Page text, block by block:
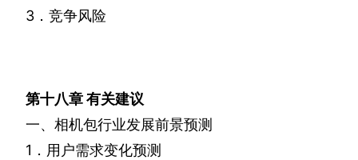
3 ．竞争风险
第十八章有关建议
一、相机包行业发展前景预测
1 ．用户需求变化预测